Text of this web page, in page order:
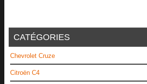
CATÉGORIES
Chevrolet Cruze
Citroën C4